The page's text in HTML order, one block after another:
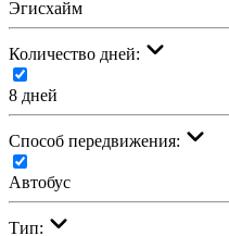
Эгисхайм
Количество дней:
8 дней
Cпособ передвижения:
Автобус
Тип: